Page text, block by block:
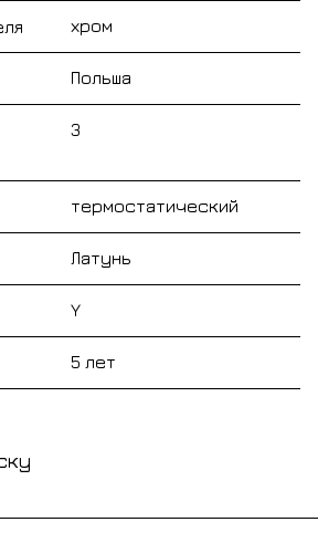
хром
Польша
3
термостатический
Латунь
Y
5 лет